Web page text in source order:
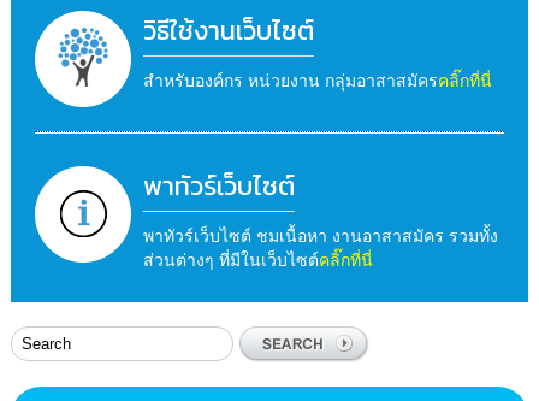
วิธีใช้งานเว็บไซต์
สำหรับองค์กร หน่วยงาน กลุ่มอาสาสมัครคลิ๊กที่นี่
พาทัวร์เว็บไซต์
พาทัวร์เว็บไซต์ ชมเนื้อหา งานอาสาสมัคร รวมทั้ง
ส่วนต่างๆ ที่มีในเว็บไซต์คลิ๊กที่นี่